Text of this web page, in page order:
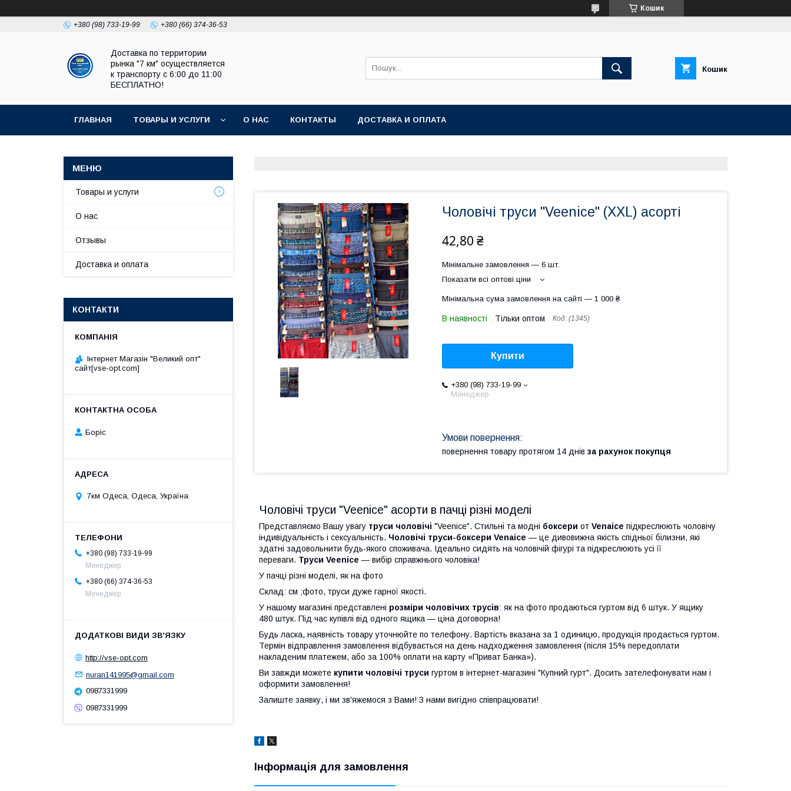
Кошик
+380 (98) 733-19-99 +380 (66) 374-36-53
Доставка по территории
рынка "7 км" осуществляется
к транспорту с 6:00 до 11:00
БЕСПЛАТНО!
Кошик
ГЛАВНАЯ ТОВАРЫ И УСЛУГИ О НАС КОНТАКТЫ ДОСТАВКА И ОПЛАТА
Чоловічі труси "Veenice" (XXL) асорті
42,80 ₴
Мінімальне замовлення — 6 шт.
Показати всі оптові ціни
Мінімальна сума замовлення на сайті — 1 000 ₴
В наявності Тільки оптом Код: (1345)
Купити
+380 (98) 733-19-99
Менеджер
повернення товару протягом 14 днів за рахунок покупця
Чоловічі труси "Veenice" асорти в пачці різні моделі
Представляємо Вашу увагу труси чоловічі "Veenice". Стильні та модні боксери от Venaice підкреслюють чоловічу
індивідуальність і сексуальність. Чоловічі труси-боксери Venaice — це дивовижна якість спідньої білизни, які
здатні задовольнити будь-якого споживача. Ідеально сидять на чоловічій фігурі та підкреслюють усі її
переваги. Труси Veenice — вибір справжнього чоловіка!
У пачці різні моделі, як на фото
Склад: см ;фото, труси дуже гарної якості.
У нашому магазині представлені розміри чоловічих трусів: як на фото продаються гуртом від 6 штук. У ящику
480 штук. Під час купівлі від одного ящика — ціна договорна!
Будь ласка, наявність товару уточнюйте по телефону. Вартість вказана за 1 одиницю, продукція продається гуртом.
Термін відправлення замовлення відбувається на день надходження замовлення (після 15% передоплати
накладеним платежем, або за 100% оплати на карту «Приват Банка»).
Ви завжди можете купити чоловічі труси гуртом в інтернет-магазині "Купний гурт". Досить зателефонувати нам і
оформити замовлення!
Залиште заявку, і ми зв'яжемося з Вами! З нами вигідно співпрацювати!
Інформація для замовлення
Товары и услуги
О нас
Отзывы
Доставка и оплата
КОНТАКТИ
Інтернет Магазін "Великий опт"
сайт[vse-opt.com]
Борiс
7км Одеса, Одеса, Україна
+380 (98) 733-19-99
Менеджер
+380 (66) 374-36-53
Менеджер
http://vse-opt.com
nuran141995@gmail.com
0987331999
0987331999